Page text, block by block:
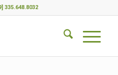
335.648.8032